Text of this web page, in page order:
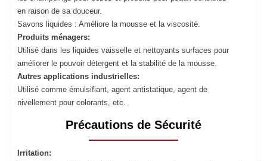
en raison de sa douceur.
Savons liquides : Améliore la mousse et la viscosité.
Produits ménagers:
Utilisé dans les liquides vaisselle et nettoyants surfaces pour
améliorer le pouvoir détergent et la stabilité de la mousse.
Autres applications industrielles:
Utilisé comme émulsifiant, agent antistatique, agent de
nivellement pour colorants, etc.
Précautions de Sécurité
Irritation: